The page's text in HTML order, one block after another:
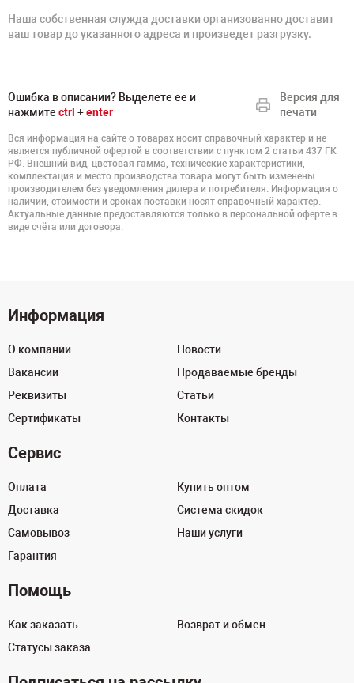
Наша собственная служда доставки организованно доставит
ваш товар до указанного адреса и произведет разгрузку.
Ошибка в описании? Выделете ее и
нажмите ctrl +enter
Версия для
печати
Вся информация на сайте о товарах носит справочный характер и не
является публичной офертой в соответствии с пунктом 2 статьи 437 ГК
РФ. Внешний вид, цветовая гамма, технические характеристики,
комплектация и место производства товара могут быть изменены
производителем без уведомления дилера и потребителя. Информация о
наличии, стоимости и сроках поставки носят справочный характер.
Актуальные данные предоставляются только в персональной оферте в
виде счёта или договора.
Информация
О компании
Вакансии
Реквизиты
Сертификаты
Новости
Продаваемые бренды
Статьи
Контакты
Сервис
Оплата
Доставка
Самовывоз
Гарантия
Купить оптом
Система скидок
Наши услуги
Помощь
Как заказать
Статусы заказа
Возврат и обмен